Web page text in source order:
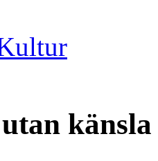
känsla